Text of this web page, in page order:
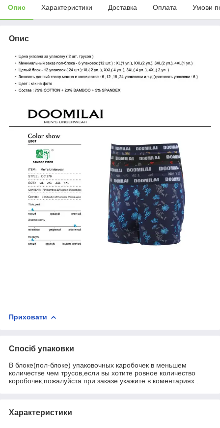
Опис Характеристики Доставка Оплата Умови
Опис
Приховати
Спосіб упаковки
В блоке(пол-блоке) упаковочных каробочек в меньшем
количестве чем трусов,если вы хотите ровное количество
коробочек,пожалуйста при заказе укажите в коментариях .
Характеристики